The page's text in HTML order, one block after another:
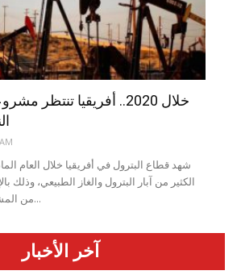
خلال 2020.. أفريقيا
الكثير من آبار البترول والغاز الطبيعي، وذلك
من المشروعات الاستثمارية...
آخر الأخبار